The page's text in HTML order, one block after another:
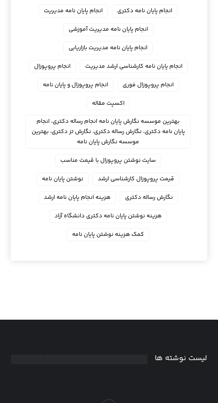
انجام پایان نامه دکتری
انجام پایان نامه مدیریت
انجام پایان نامه مدیریت آموزشی
انجام پایان نامه مدیریت بازاریابی
انجام پایان نامه کارشناسی ارشد مدیریت
انجام پروپوزال
انجام پروپوزال فوری
انجام پروپوزال و پایان نامه
اکسپت مقاله
بهترین موسسه نگارش پایان نامه انجام رساله دکتری، انجام
پایان نامه دکتری، نگارش رساله دکتری، نگارش تز دکتری، بهترین
موسسه نگارش پایان نامه
سایت نوشتن پروپوزال با قیمت مناسب
قیمت پروپوزال کارشناسی ارشد
نوشتن پایان نامه
نگارش رساله دکتری
هزینه انجام پایان نامه ارشد
هزینه نوشتن پایان نامه دکتری دانشگاه آزاد
کمک هزینه نوشتن پایان نامه
لیست نوشته ها